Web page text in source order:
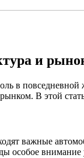
и
в
В этой
важные
особое